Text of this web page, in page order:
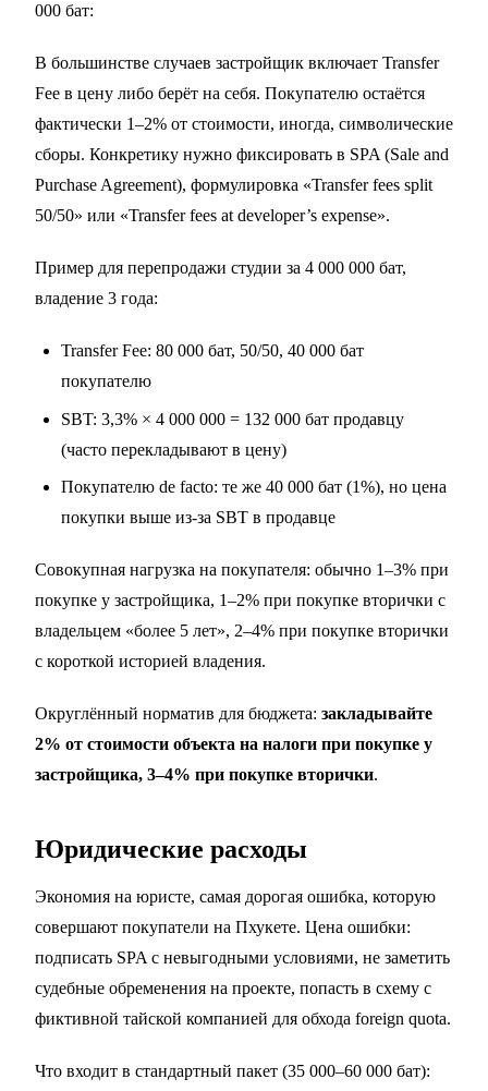
000 бат:
В большинстве случаев застройщик включает Transfer
Fee в цену либо берёт на себя. Покупателю остаётся
фактически 1–2% от стоимости, иногда, символические
сборы. Конкретику нужно фиксировать в SPA (Sale and
Purchase Agreement), формулировка «Transfer fees split
50/50» или «Transfer fees at developer’s expense».
Пример для перепродажи студии за 4 000 000 бат,
владение 3 года:
Transfer Fee: 80 000 бат, 50/50, 40 000 бат
покупателю
SBT: 3,3% × 4 000 000 = 132 000 бат продавцу
(часто перекладывают в цену)
Покупателю de facto: те же 40 000 бат (1%), но цена
покупки выше из-за SBT в продавце
Совокупная нагрузка на покупателя: обычно 1–3% при
покупке у застройщика, 1–2% при покупке вторички с
владельцем «более 5 лет», 2–4% при покупке вторички
с короткой историей владения.
Округлённый норматив для бюджета: закладывайте
2% от стоимости объекта на налоги при покупке у
застройщика, 3–4% при покупке вторички.
Юридические расходы
Экономия на юристе, самая дорогая ошибка, которую
совершают покупатели на Пхукете. Цена ошибки:
подписать SPA с невыгодными условиями, не заметить
судебные обременения на проекте, попасть в схему с
фиктивной тайской компанией для обхода foreign quota.
Что входит в стандартный пакет (35 000–60 000 бат):